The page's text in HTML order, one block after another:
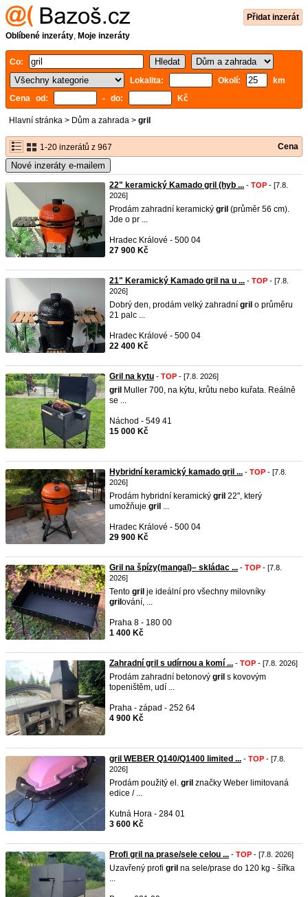
Přidat inzerát
Oblíbené inzeráty, Moje inzeráty
Co:
Lokalita:
Okolí:
km
Cena od:
- do: Kč
Hlavní stránka > Dům a zahrada > gril
1-20 inzerátů z 967 Cena
Nové inzeráty e-mailem
22" keramický Kamado gril (hyb ... - TOP - [7.8.
2026]
Prodám zahradní keramický gril (průměr 56 cm).
Jde o pr ...
Hradec Králové - 500 04
27 900 Kč
21" Keramický Kamado gril na u ... - TOP - [7.8.
2026]
Dobrý den, prodám velký zahradní gril o průměru
21 palc ...
Hradec Králové - 500 04
22 400 Kč
Gril na kytu - TOP - [7.8. 2026]
gril Muller 700, na kýtu, krůtu nebo kuřata. Reálně
se ...
Náchod - 549 41
15 000 Kč
Hybridní keramický kamado gril ... - TOP - [7.8.
2026]
Prodám hybridní keramický gril 22", který
umožňuje gril ...
Hradec Králové - 500 04
29 900 Kč
Gril na špízy(mangal)– skládac ... - TOP - [7.8.
2026]
Tento gril je ideální pro všechny milovníky
gril ování, ...
Praha 8 - 180 00
1 400 Kč
Zahradní gril s udírnou a komí ... - TOP - [7.8. 2026]
Prodám zahradní betonový gril s kovovým
topeništěm, udí ...
Praha - západ - 252 64
4 900 Kč
gril WEBER Q140/Q1400 limited ... - TOP - [7.8.
2026]
Prodám použitý el. gril značky Weber limitovaná
edice / ...
Kutná Hora - 284 01
3 600 Kč
Profi gril na prase/sele celou ... - TOP - [7.8. 2026]
Uzavřený profi gril na sele/prase do 120 kg - šířka
...